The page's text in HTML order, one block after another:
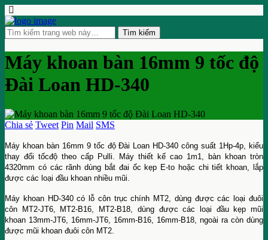
Máy khoan bàn 16mm 9 tốc độ
Đài Loan HD-340
Chia sẻ Tweet Pin Mail SMS
Máy khoan bàn 16mm 9 tốc độ Đài Loan HD-340 công suất 1Hp-4p, kiểu
thay đổi tốcđộ theo cấp Pulli. Máy thiết kế cao 1m1, bàn khoan tròn
4320mm có các rãnh dùng bắt đai ốc kẹp E-to hoặc chi tiết khoan, lắp
được các loại đầu khoan nhiều mũi.
Máy khoan HD-340 có lỗ côn trục chính MT2, dùng được các loại đuôi
côn MT2-JT6, MT2-B16, MT2-B18, dùng được các loại đầu kẹp mũi
khoan 13mm-JT6, 16mm-JT6, 16mm-B16, 16mm-B18, ngoài ra còn dùng
được mũi khoan đuôi côn MT2.